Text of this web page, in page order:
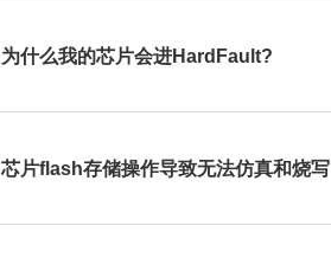
为什么我的芯片会进HardFault?
芯片flash存储操作导致无法仿真和烧写